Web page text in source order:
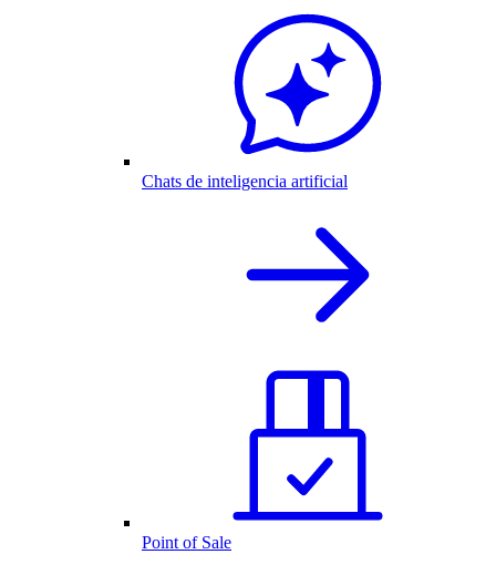
Chats de inteligencia artificial
Point of Sale